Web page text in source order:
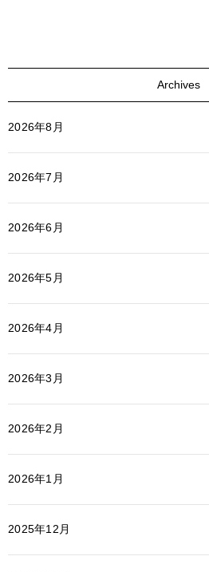
Archives
2026年8月
2026年7月
2026年6月
2026年5月
2026年4月
2026年3月
2026年2月
2026年1月
2025年12月